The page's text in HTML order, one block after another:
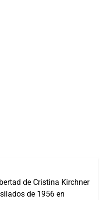
de Cristina Kirchner
de 1956 en